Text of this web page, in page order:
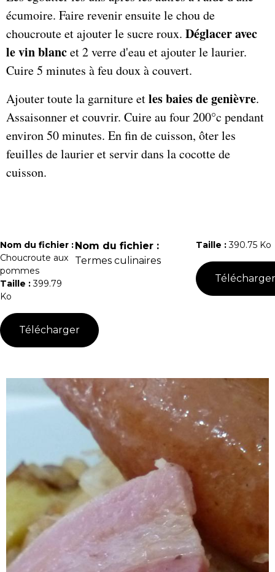
écumoire. Faire revenir ensuite le chou de
choucroute et ajouter le sucre roux. Déglacer avec
le vin blancet 2 verre d'eau et ajouter le laurier.
Cuire 5 minutes à feu doux à couvert.
Ajouter toute la garniture etles baies de genièvre.
Assaisonner et couvrir. Cuire au four 200°c pendant
environ 50 minutes. En fin de cuisson, ôter les
feuilles de laurier et servir dans la cocotte de
cuisson.
Nom du fichier :
Choucroute aux
pommes
Taille :399.79
Ko
Télécharger
Nom du fichier :
Termes culinaires
Taille :390.75 Ko